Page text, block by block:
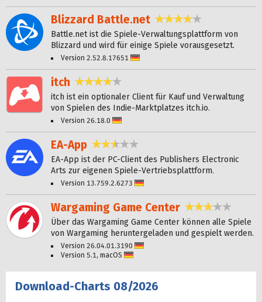
Blizzard Battle.net 3,8 Sterne
Battle.net ist die Spiele-Verwaltungsplattform von
Blizzard und wird für einige Spiele vorausgesetzt.
Version 2.52.8.17651
itch 4,2 Sterne
itch ist ein optionaler Client für Kauf und Verwaltung
von Spielen des Indie-Marktplatzes itch.io.
Version 26.18.0
EA-App 2,5 Sterne
EA-App ist der PC-Client des Publishers Electronic
Arts zur eigenen Spiele-Vertriebsplattform.
Version 13.759.2.6273
Wargaming Game Center 3,2 Sterne
Über das Wargaming Game Center können alle Spiele
von Wargaming heruntergeladen und gespielt werden.
Version 26.04.01.3190
Version 5.1, macOS
Download-Charts 08/2026